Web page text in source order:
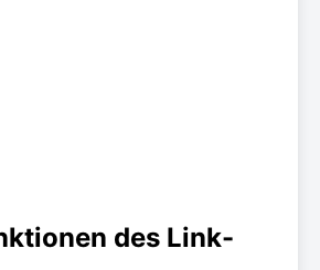
des Link-